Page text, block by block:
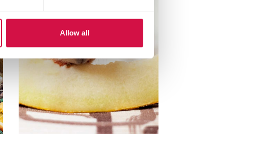
Allow all